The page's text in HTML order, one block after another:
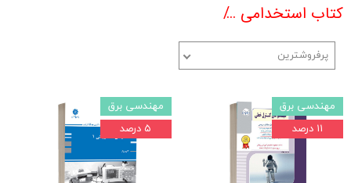
کتاب استخدامی
پرفروشترین
مهندسی برق
۱۱ درصد
مهندسی برق
۵ درصد